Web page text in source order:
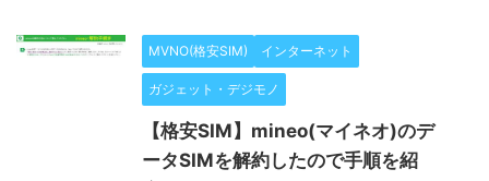
MVNO(格安SIM) インターネット
ガジェット・デジモノ
【格安SIM】mineo(マイネオ)のデ
ータSIMを解約したので手順を紹